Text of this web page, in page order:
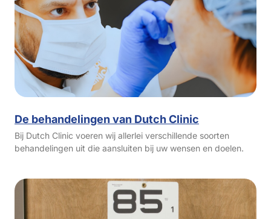
De behandelingen van Dutch Clinic
Bij Dutch Clinic voeren wij allerlei verschillende soorten
behandelingen uit die aansluiten bij uw wensen en doelen.